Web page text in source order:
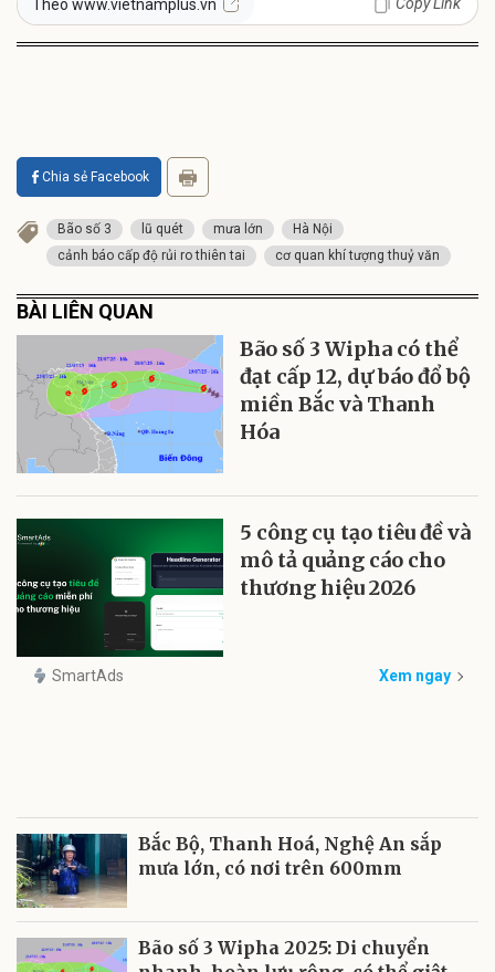
Theo www.vietnamplus.vn
Chia sẻ Facebook
Bão số 3 lũ quét mưa lớn
Hà Nội
cảnh báo cấp độ rủi ro thiên tai
cơ quan khí tượng thuỷ văn
BÀI LIÊN QUAN
Bão số 3 Wipha có thể
đạt cấp 12, dự báo đổ bộ
miền Bắc và Thanh
Hóa
5 công cụ tạo tiêu đề và
mô tả quảng cáo cho
thương hiệu 2026
SmartAds Xem ngay
Bắc Bộ, Thanh Hoá, Nghệ An sắp
mưa lớn, có nơi trên 600mm
Bão số 3 Wipha 2025: Di chuyển